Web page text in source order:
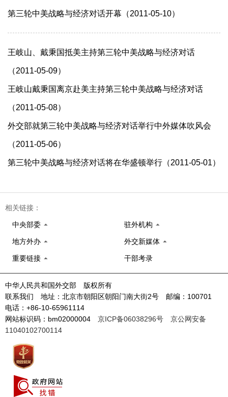
第三轮中美战略与经济对话开幕（2011-05-10）
王岐山、戴秉国抵美主持第三轮中美战略与经济对话
（2011-05-09）
王岐山戴秉国离京赴美主持第三轮中美战略与经济对话
（2011-05-08）
外交部就第三轮中美战略与经济对话举行中外媒体吹风会
（2011-05-06）
第三轮中美战略与经济对话将在华盛顿举行（2011-05-01）
相关链接：
中央部委 驻外机构
地方外办 外交新媒体
重要链接 干部考录
中华人民共和国外交部 版权所有
联系我们 地址：北京市朝阳区朝阳门南大街2号 邮编：100701
电话：+86-10-65961114
网站标识码：bm02000004 京ICP备06038296号
京公网安备
11040102700114